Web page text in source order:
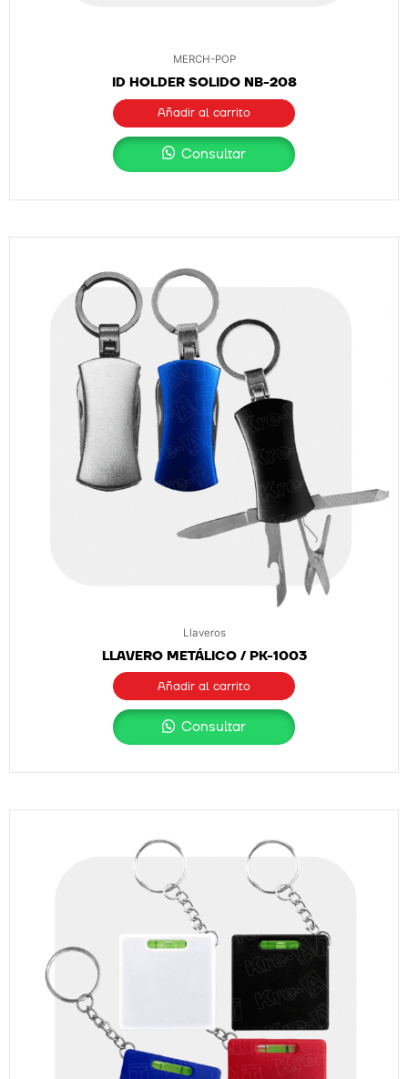
MERCH-POP
ID HOLDER SOLIDO NB-208
Añadir al carrito
Consultar
Llaveros
LLAVERO METÁLICO / PK-1003
Añadir al carrito
Consultar